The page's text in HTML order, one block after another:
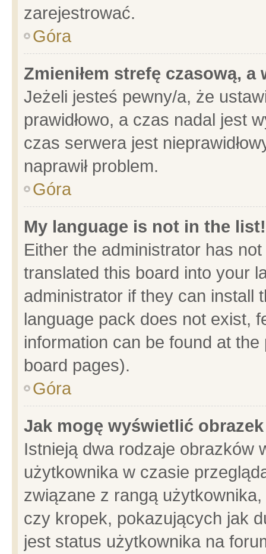
zarejestrować.
Góra
Zmieniłem strefę czasową,
Jeżeli jesteś pewny/a, że
prawidłowo, a czas nadal jest
czas serwera jest
naprawił problem.
Góra
My language is not in the list!
Either the administrator has
translated this board into your
administrator if they can install
language pack does not exist,
information can be found at
board pages).
Góra
Jak mogę wyświetlić
Istnieją dwa rodzaje obrazków
użytkownika w czasie
związane z rangą
czy kropek, pokazujących jak
jest status użytkownika na